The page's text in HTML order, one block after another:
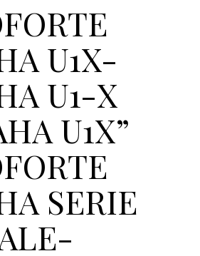
U1X-
U1-X
U1X”
SERIE